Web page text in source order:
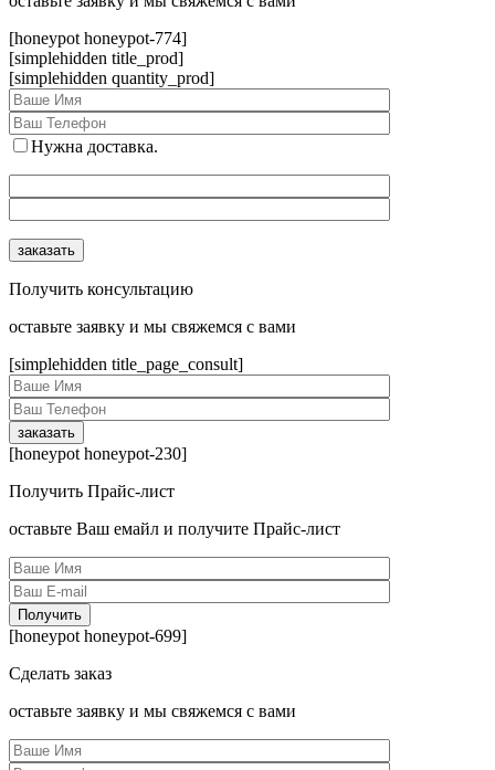
[honeypot honeypot-774]
[simplehidden title_prod]
[simplehidden quantity_prod]
Нужна доставка.
Получить консультацию
оcтавьте заявку и мы свяжемся с вами
[simplehidden title_page_consult]
[honeypot honeypot-230]
Получить Прайс-лист
оcтавьте Ваш емайл и получите Прайс-лист
[honeypot honeypot-699]
Сделать заказ
оcтавьте заявку и мы свяжемся с вами